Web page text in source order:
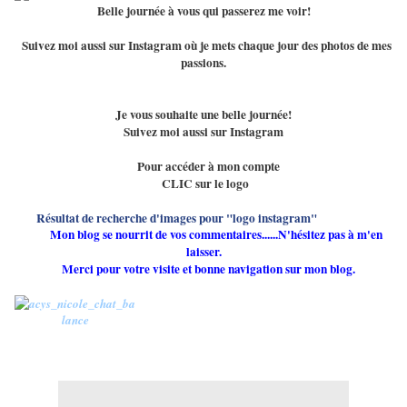
Belle journée à vous qui passerez me voir!
Suivez moi aussi sur Instagram où je mets chaque jour des photos de mes
passions.
Je vous souhaite une belle journée!
Suivez moi aussi sur Instagram
Pour accéder à mon compte
CLIC sur le logo
Mon blog se nourrit de vos commentaires......N'hésitez pas à m'en
laisser.
Merci pour votre visite et bonne navigation sur mon blog.